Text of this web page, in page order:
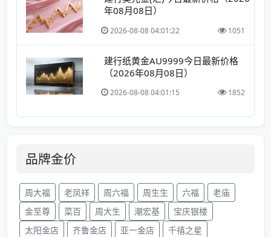
年08月08日）
2026-08-08 04:01:22 1051
建行纸黄金AU9999今日最新价格
（2026年08月08日）
2026-08-08 04:01:15 1852
品牌金价
周大福 老凤祥 周六福 周生生 六福
老庙
金至尊
菜百 周大生 潮宏基
宝庆银楼
太阳金店
齐鲁金店 亚一金店
千禧之星